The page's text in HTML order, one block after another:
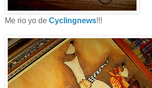
Me rio yo de Cyclingnews!!!